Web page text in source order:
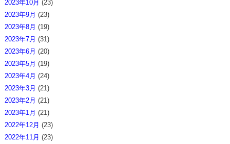
2023年10月 (23)
2023年9月 (23)
2023年8月 (19)
2023年7月 (31)
2023年6月 (20)
2023年5月 (19)
2023年4月 (24)
2023年3月 (21)
2023年2月 (21)
2023年1月 (21)
2022年12月 (23)
2022年11月 (23)